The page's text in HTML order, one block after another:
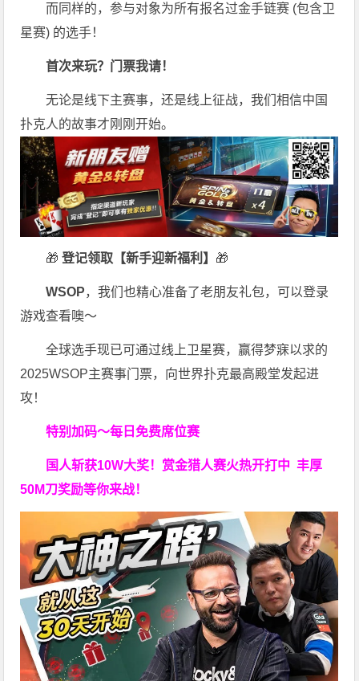
而同样的，参与对象为所有报名过金手链赛 (包含卫
星赛) 的选手！
首次来玩？门票我请！
无论是线下主赛事，还是线上征战，我们相信中国
扑克人的故事才刚刚开始。
🎁 登记领取【新手迎新福利】 🎁
WSOP，我们也精心准备了老朋友礼包，可以登录
游戏查看噢～
全球选手现已可通过线上卫星赛，赢得梦寐以求的
2025WSOP主赛事门票，向世界扑克最高殿堂发起进
攻！
特别加码～每日免费席位赛
国人斩获10W大奖！ 赏金猎人赛火热开打中 丰厚
50M刀奖励等你来战！